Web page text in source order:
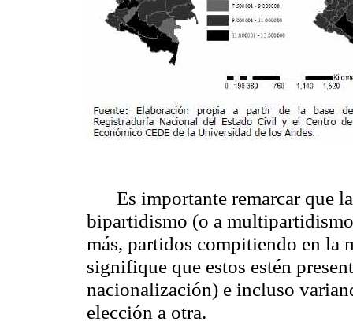
Es importante remarcar que
bipartidismo (o a
más, partidos compitiendo en la
signifique que estos estén
nacionalización) e incluso
elección a otra.